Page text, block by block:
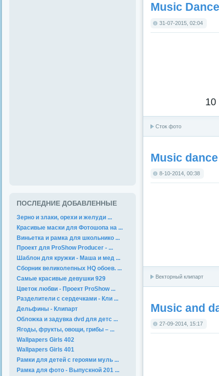
Music
31-07-2015, 02:04
10
Сток фото
Music
8-10-2014, 00:38
Векторный клипарт
Music and
27-09-2014, 15:17
ПОСЛЕДНИЕ ДОБАВЛЕННЫЕ
Зерно и злаки, орехи и желуди ...
Красивые маски для Фотошопа на ...
Виньетка и рамка для школьнико ...
Проект для ProShow Producer - ...
Шаблон для кружки - Маша и мед ...
Сборник великолепных HQ обоев. ...
Самые красивые девушки 929
Цветок любви - Проект ProShow ...
Разделители с сердечками - Кли ...
Дельфины - Клипарт
Обложка и задувка dvd для детс ...
Ягоды, фрукты, овощи, грибы – ...
Wallpapers Girls 402
Wallpapers Girls 401
Рамки для детей с героями муль ...
Рамка для фото - Выпускной 201 ...